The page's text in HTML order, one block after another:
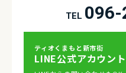
TEL
ティオくまもと新市街
LINE公式アカウント